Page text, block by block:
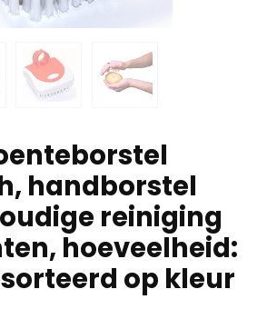
handborstel
reiniging
hoeveelheid:
op kleur